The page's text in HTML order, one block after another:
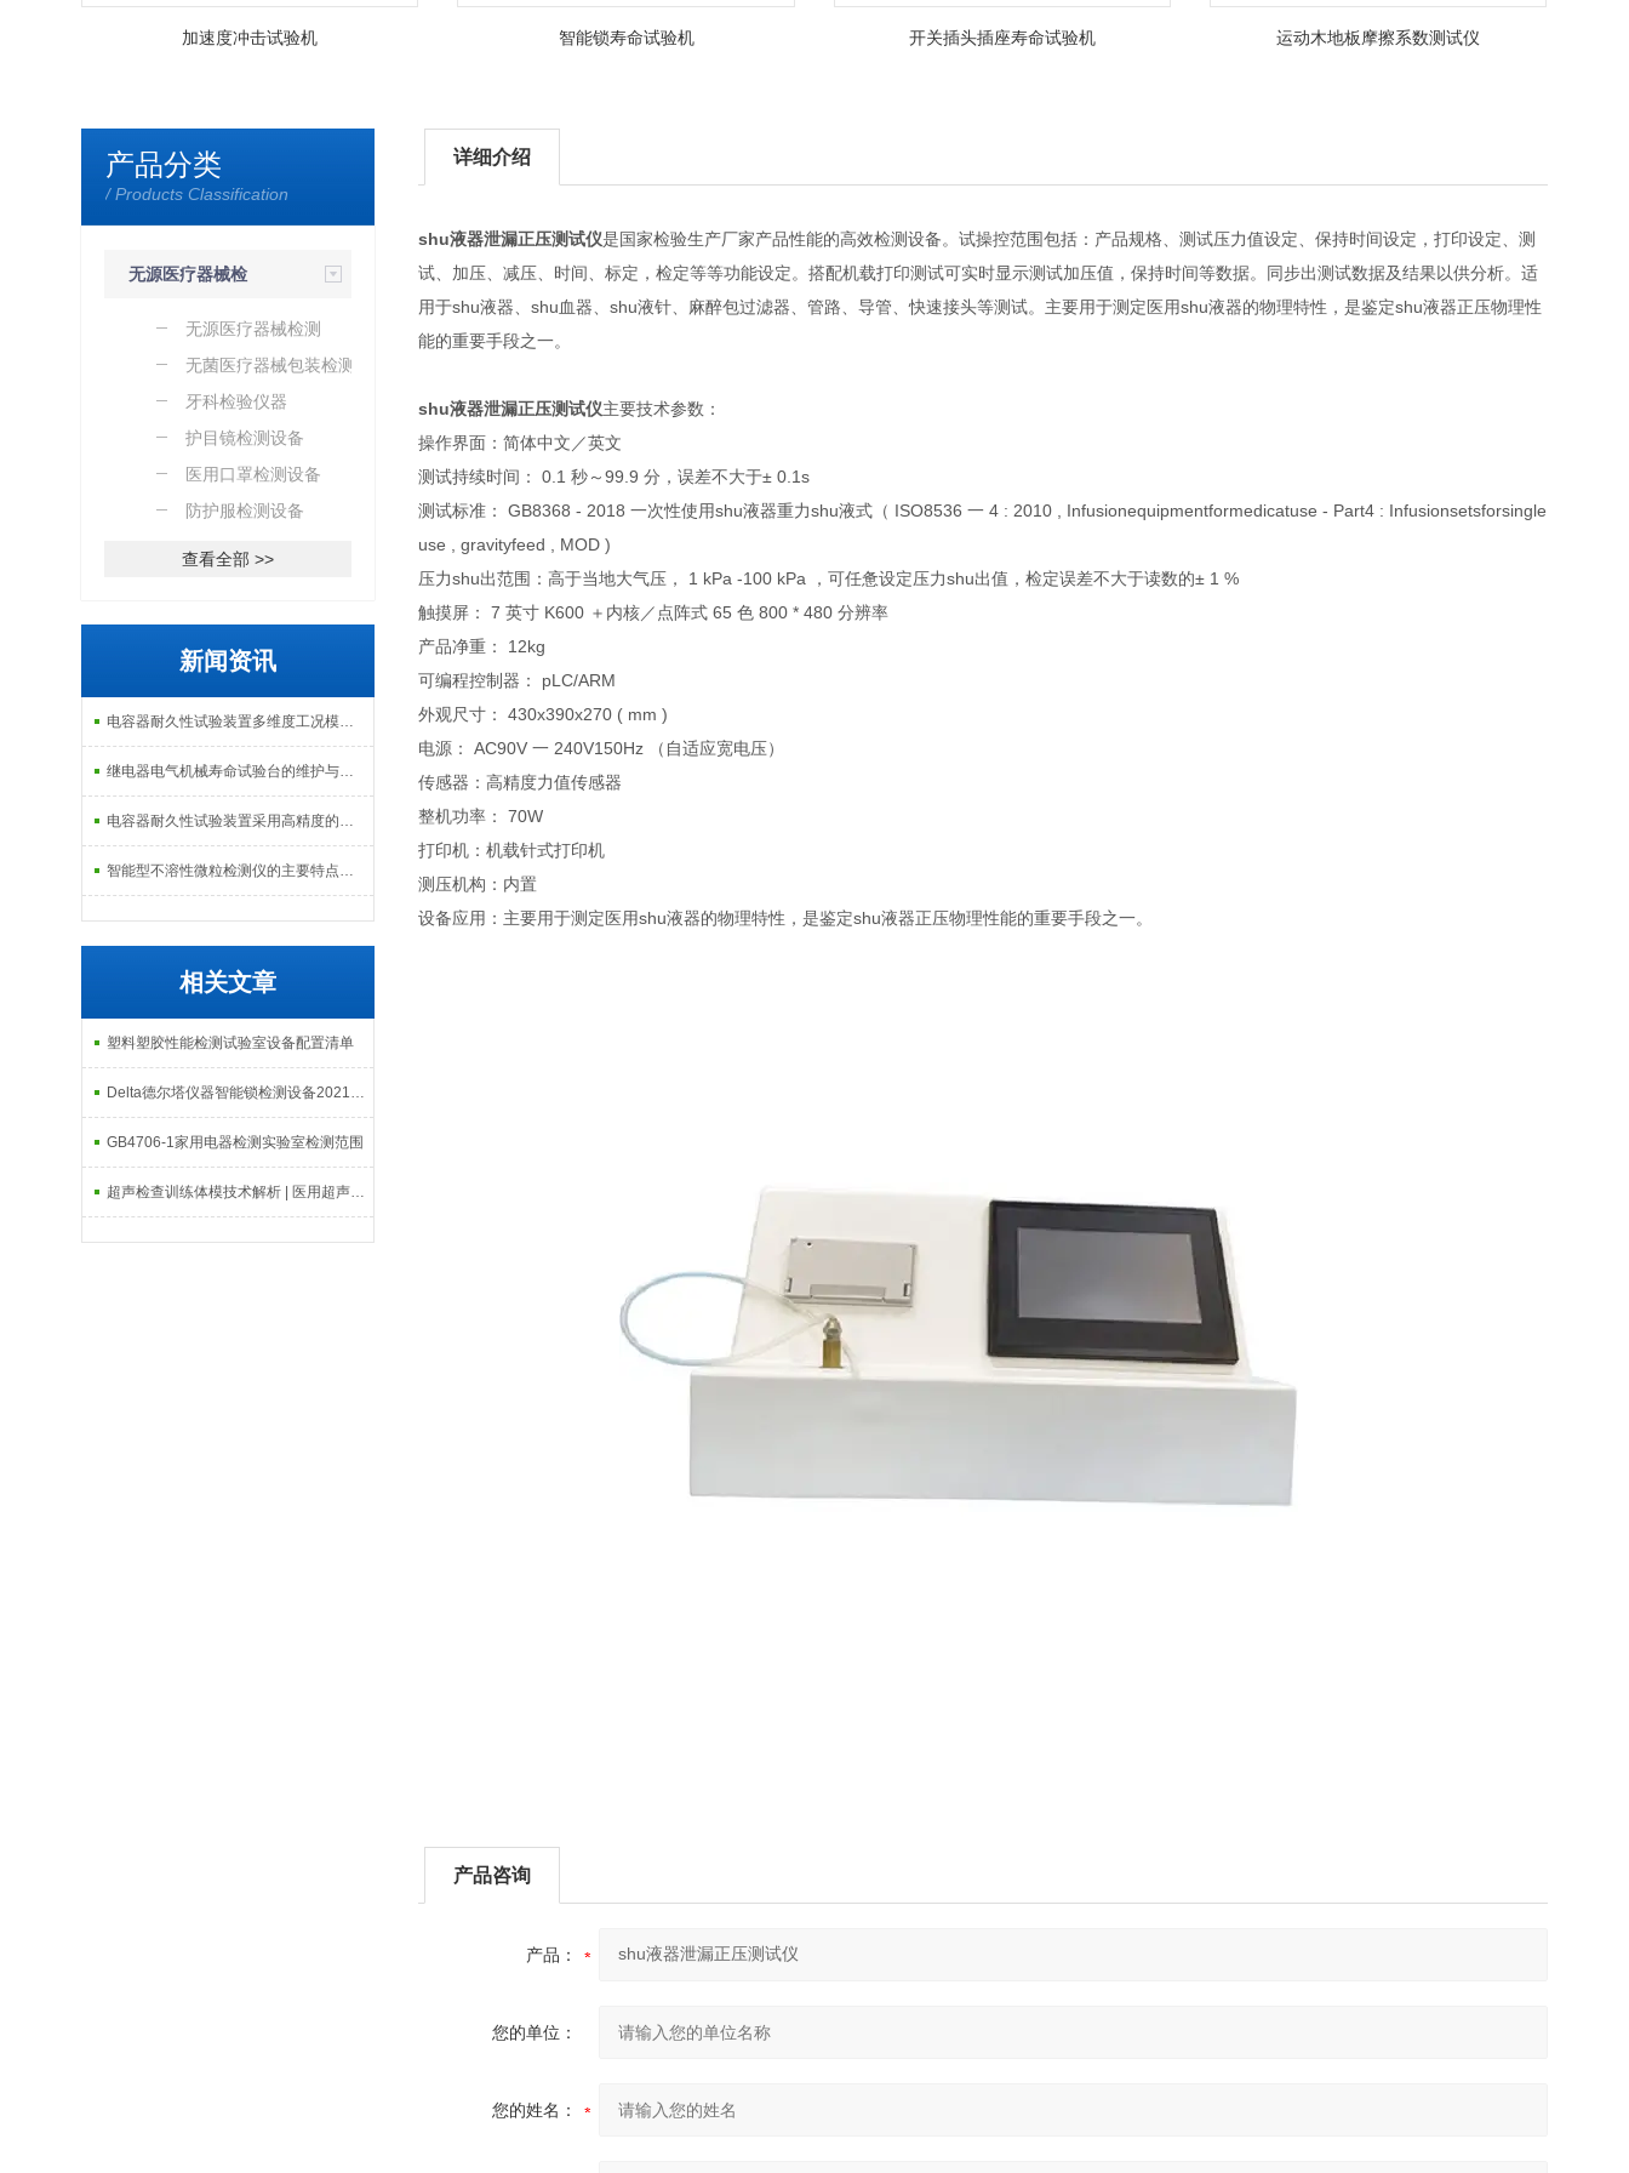
加速度冲击试验机 智能锁寿命试验机 开关插头插座寿命试验机 运动木地板摩擦系数测试仪
产品分类
/ Products Classification
无源医疗器械检
无源医疗器械检测
无菌医疗器械包装检测设
备
牙科检验仪器
护目镜检测设备
医用口罩检测设备
防护服检测设备
查看全部 >>
新闻资讯
电容器耐久性试验装置多维度工况模拟子系统分享
继电器电气机械寿命试验台的维护与校准方式
电容器耐久性试验装置采用高精度的温度控制系统
智能型不溶性微粒检测仪的主要特点及基本工作流程介绍
相关文章
塑料塑胶性能检测试验室设备配置清单
Delta德尔塔仪器智能锁检测设备2021广州建博会精彩回顾
GB4706-1家用电器检测实验室检测范围
超声检查训练体模技术解析 | 医用超声教学仿真腹部训练模型全解
详细介绍
shu液器泄漏正压测试仪是国家检验生产厂家产品性能的高效检测设备。试操控范围包括：产品规格、测试压力值设定、保持时间设定，打印设定、测
试、加压、减压、时间、标定，检定等等功能设定。搭配机载打印测试可实时显示测试加压值，保持时间等数据。同步出测试数据及结果以供分析。适
用于shu液器、shu血器、shu液针、麻醉包过滤器、管路、导管、快速接头等测试。主要用于测定医用shu液器的物理特性，是鉴定shu液器正压物理性
能的重要手段之一。
shu液器泄漏正压测试仪主要技术参数：
操作界面：简体中文／英文
测试持续时间： 0.1 秒～99.9 分，误差不大于± 0.1s
测试标准： GB8368 - 2018 一次性使用shu液器重力shu液式（ ISO8536 一 4 : 2010 , Infusionequipmentformedicatuse - Part4 : Infusionsetsforsingle
use , gravityfeed , MOD )
压力shu出范围：高于当地大气压， 1 kPa -100 kPa ，可任惫设定压力shu出值，检定误差不大于读数的± 1 %
触摸屏： 7 英寸 K600 ＋内核／点阵式 65 色 800 * 480 分辨率
产品净重： 12kg
可编程控制器： pLC/ARM
外观尺寸： 430x390x270 ( mm )
电源： AC90V 一 240V150Hz （自适应宽电压）
传感器：高精度力值传感器
整机功率： 70W
打印机：机载针式打印机
测压机构：内置
设备应用：主要用于测定医用shu液器的物理特性，是鉴定shu液器正压物理性能的重要手段之一。
产品咨询
产品：
您的单位：
您的姓名：